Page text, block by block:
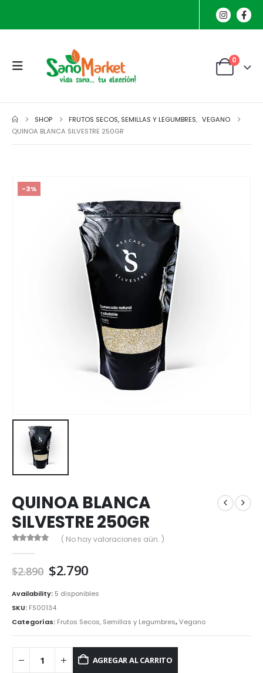
0
SHOP FRUTOS SECOS, SEMILLAS Y LEGUMBRES, VEGANO
QUINOA BLANCA SILVESTRE 250GR
-3%
QUINOA BLANCA
SILVESTRE 250GR
( No hay valoraciones aún. )
$2.890 El
precio
original
era:
$2.890.
$2.790El
actual
$2.790.
Availability: 5 disponibles
SKU: FS00134
Categorías: Frutos Secos, Semillas y Legumbres,Vegano
AGREGAR AL CARRITO